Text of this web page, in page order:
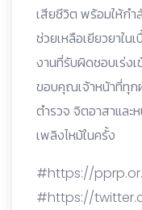
เสียชีวิต พร้อมให้กำ
ช่วยเหลือเยียวยาใน
งานที่รับผิดชอบเร่งเ
ขอบคุณเจ้าหน้าที่ทุก
ตำรวจ จิตอาสาและ
เพลิงไหม้ในครั้ง
#https://
#https://